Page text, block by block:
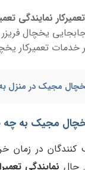
تعمیرکار نمایندگی
یخچال فریزر
خدمات تعمیرکار
مجیک در منزل
مجیک به
کنندگان در
حال نمایندگی